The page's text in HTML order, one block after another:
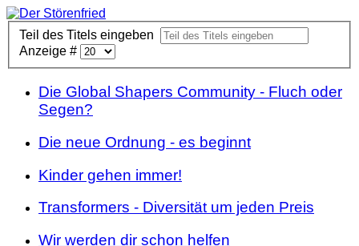
Teil des Titels eingeben
Anzeige #
Die Global Shapers Community - Fluch oder
Segen?
Die neue Ordnung - es beginnt
Kinder gehen immer!
Transformers - Diversität um jeden Preis
Wir werden dir schon helfen